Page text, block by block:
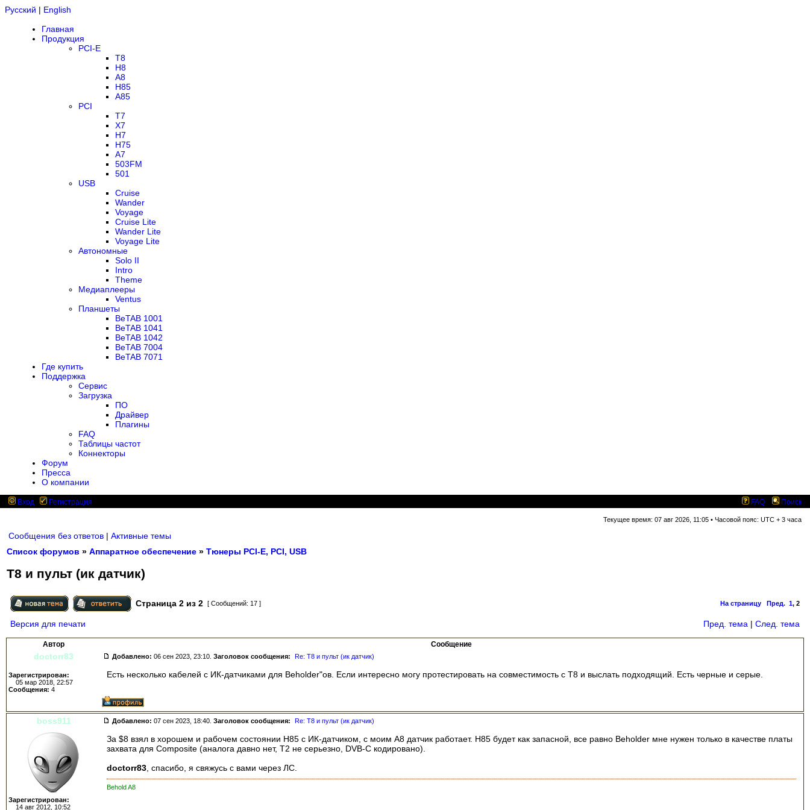
Русский | English
Главная
Продукция
PCI-E
T8
H8
A8
H85
A85
PCI
T7
X7
H7
H75
A7
503FM
501
USB
Cruise
Wander
Voyage
Cruise Lite
Wander Lite
Voyage Lite
Автономные
Solo II
Intro
Theme
Медиаплееры
Ventus
Планшеты
BeTAB 1001
BeTAB 1041
BeTAB 1042
BeTAB 7004
BeTAB 7071
Где купить
Поддержка
Сервис
Загрузка
ПО
Драйвер
Плагины
FAQ
Таблицы частот
Коннекторы
Форум
Пресса
О компании
Вход Регистрация FAQ Поиск
Текущее время: 07 авг 2026, 11:05 • Часовой пояс: UTC + 3 часа
Сообщения без ответов | Активные темы
Список форумов » Аппаратное обеспечение » Тюнеры PCI-E, PCI, USB
Т8 и пульт (ик датчик)
Страница 2 из 2 [ Сообщений: 17 ] На страницу Пред. 1, 2
Версия для печати Пред. тема | След. тема
Автор Сообщение
doctorr83 Добавлено: 06 сен 2023, 23:10. Заголовок сообщения: Re: Т8 и пульт (ик датчик)
Зарегистрирован:
05 мар 2018, 22:57
Сообщения: 4
Есть несколько кабелей с ИК-датчиками для Beholder"ов. Если интересно могу протестировать на совместимость с Т8 и выслать подходящий. Есть черные и серые.
boss911 Добавлено: 07 сен 2023, 18:40. Заголовок сообщения: Re: Т8 и пульт (ик датчик)
Зарегистрирован:
14 авг 2012, 10:52
За $8 взял в хорошем и рабочем состоянии H85 с ИК-датчиком, с моим A8 датчик работает. H85 будет как запасной, все равно Beholder мне нужен только в качестве платы
захвата для Composite (аналога давно нет, Т2 не серьезно, DVB-C кодировано).
doctorr83 , спасибо, я свяжусь с вами через ЛС.
Behold A8